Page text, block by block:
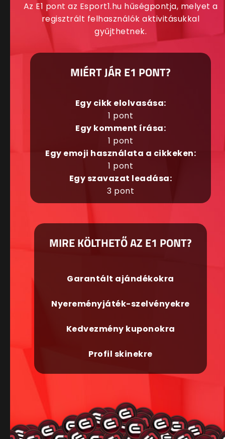
Az E1 pont az Esport1.hu hűségpontja, melyet a
regisztrált felhasználók aktivitásukkal
gyűjthetnek.
MIÉRT JÁR E1 PONT?
Egy cikk elolvasása:
1 pont
Egy komment írása:
1 pont
Egy emoji használata a cikkeken:
1 pont
Egy szavazat leadása:
3 pont
MIRE KÖLTHETŐ AZ E1 PONT?
Garantált ajándékokra
Nyereményjáték-szelvényekre
Kedvezmény kuponokra
Profil skinekre